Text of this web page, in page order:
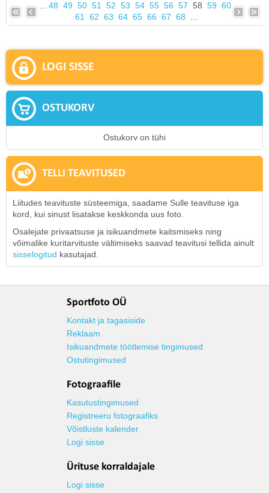
48 49 50 51 52 53 54 55 56 57 58 59 60
61
62 63 64 65 66 67 68
LOGI SISSE
OSTUKORV
Ostukorv on tühi
TELLI TEAVITUSED
Liitudes teavituste süsteemiga, saadame Sulle teavituse iga
kord, kui sinust lisatakse keskkonda uus foto.
Osalejate privaatsuse ja isikuandmete kaitsmiseks ning
võimalike kuritarvituste vältimiseks saavad teavitusi tellida ainult
sisselogitud kasutajad.
Sportfoto OÜ
Kontakt ja tagasiside
Reklaam
Isikuandmete töötlemise tingimused
Ostutingimused
Fotograafile
Kasutustingimused
Registreeru fotograafiks
Võistluste kalender
Logi sisse
Ürituse korraldajale
Logi sisse